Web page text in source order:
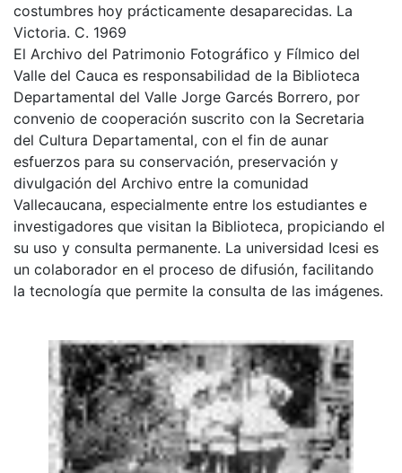
costumbres hoy prácticamente desaparecidas. La
Victoria. C. 1969
El Archivo del Patrimonio Fotográfico y Fílmico del
Valle del Cauca es responsabilidad de la Biblioteca
Departamental del Valle Jorge Garcés Borrero, por
convenio de cooperación suscrito con la Secretaria
del Cultura Departamental, con el fin de aunar
esfuerzos para su conservación, preservación y
divulgación del Archivo entre la comunidad
Vallecaucana, especialmente entre los estudiantes e
investigadores que visitan la Biblioteca, propiciando el
su uso y consulta permanente. La universidad Icesi es
un colaborador en el proceso de difusión, facilitando
la tecnología que permite la consulta de las imágenes.